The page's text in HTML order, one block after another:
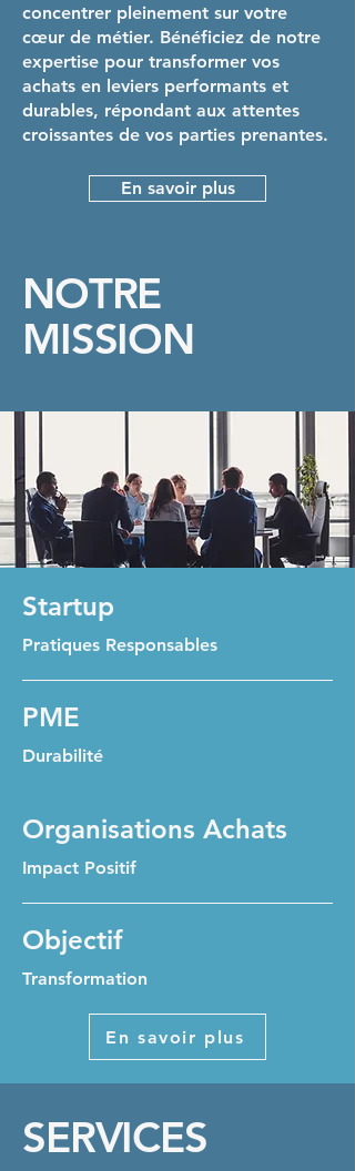
concentrer pleinement sur votre
cœur de métier. Bénéficiez de notre
expertise pour transformer vos
achats en leviers performants et
durables, répondant aux attentes
croissantes de vos parties prenantes.
En savoir plus
NOTRE
MISSION
Startup
Pratiques Responsables
PME
Durabilité
Organisations Achats
Impact Positif
Objectif
Transformation
En savoir plus
SERVICES